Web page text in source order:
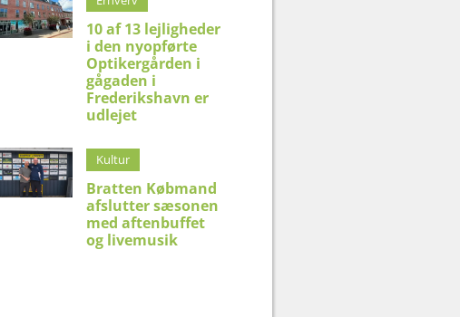
10 af 13 lejligheder
i den nyopførte
Optikergården i
gågaden i
Frederikshavn er
udlejet
Kultur
Bratten Købmand
afslutter sæsonen
med aftenbuffet
og livemusik